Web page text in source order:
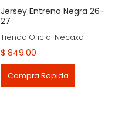
Jersey Entreno Negra 26-
27
Tienda Oficial Necaxa
$ 849.00
Compra Rapida